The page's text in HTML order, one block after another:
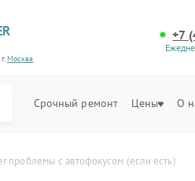
Москва
+7
Срочный ремонт Цены О
проблемы с автофокусом (если есть)